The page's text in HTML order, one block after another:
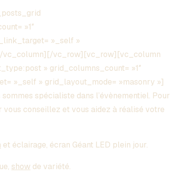
»1″
»_self »
vc_column][/vc_row][vc_row][vc_column
» grid_columns_count= »1″
»_self » grid_layout_mode= »masonry »]
spécialiste dans l’évènementiel. Pour
conseillez et vous aidez à réalisé votre
et éclairage, écran Géant LED plein jour.
show de variété.